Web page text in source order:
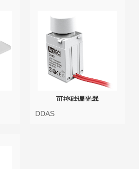
可控硅调光器
DDAS